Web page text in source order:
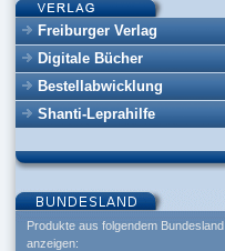
Freiburger Verlag
Digitale Bücher
Bestellabwicklung
Shanti-Leprahilfe
Produkte aus folgendem Bundesland
anzeigen: